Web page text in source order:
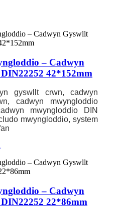
– Cadwyn
42*152mm
gyswllt crwn, cadwyn
cadwyn mwyngloddio
mwyngloddio DIN
mwyngloddio, system
– Cadwyn
22*86mm